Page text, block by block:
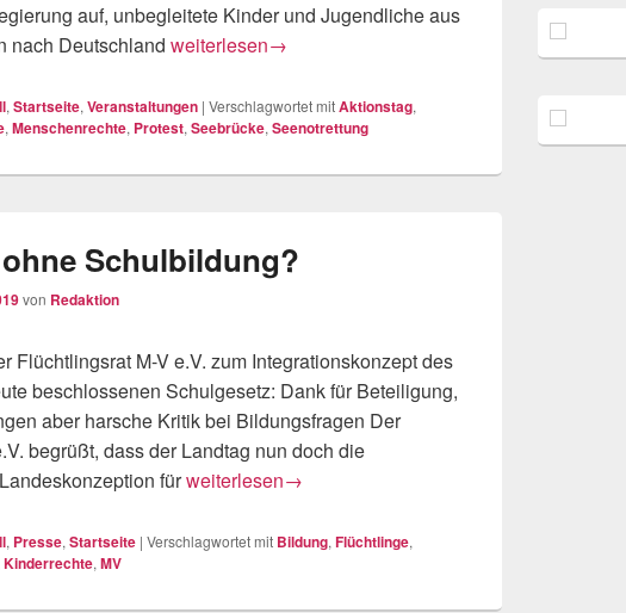
auf, unbegleitete Kinder und Jugendliche aus
nach Deutschland SEEBRÜCKE: Aufruf zu einem dezentralen
weiterlesen→
, Startseite, Veranstaltungen | Verschlagwortet mitAktionstag,
, Menschenrechte, Protest, Seebrücke, Seenotrettung
Schulbildung?
von Redaktion
Flüchtlingsrat M-V e.V. zum Integrationskonzept des
beschlossenen Schulgesetz: Dank für Beteiligung,
aber harsche Kritik bei Bildungsfragen Der
begrüßt, dass der Landtag nun doch die
fürIntegration ohne Schulbildung?
weiterlesen→
, Presse, Startseite | Verschlagwortet mit Bildung, Flüchtlinge,
Kinderrechte, MV